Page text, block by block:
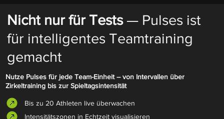
Nicht nur für Tests— Pulses ist
für intelligentes Teamtraining
gemacht
Nutze Pulses für jede Team-Einheit – von Intervallen über
Zirkeltraining bis zur Spieltagsintensität
Bis zu 20 Athleten live überwachen
Intensitätszonen in Echtzeit visualisieren